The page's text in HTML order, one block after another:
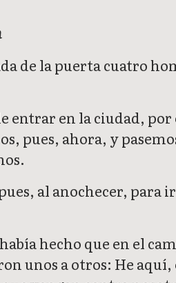
de la puerta cuatro
entrar en la ciudad,
pues, ahora, y
al anochecer, para
hecho que en el
unos a otros: He aquí,